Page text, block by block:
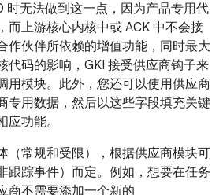
时无法做到这一点，因为产品专用代
而上游核心内核中或 ACK 中不会接
作伙伴所依赖的增值功能，同时最大
代码的影响，GKI 接受供应商钩子来
用模块。此外，您还可以使用供应商
专用数据，然后以这些字段填充关键
功能。
（常规和受限），根据供应商模块可
跟踪事件）而定。例如，想要在任务
商不需要添加一个新的